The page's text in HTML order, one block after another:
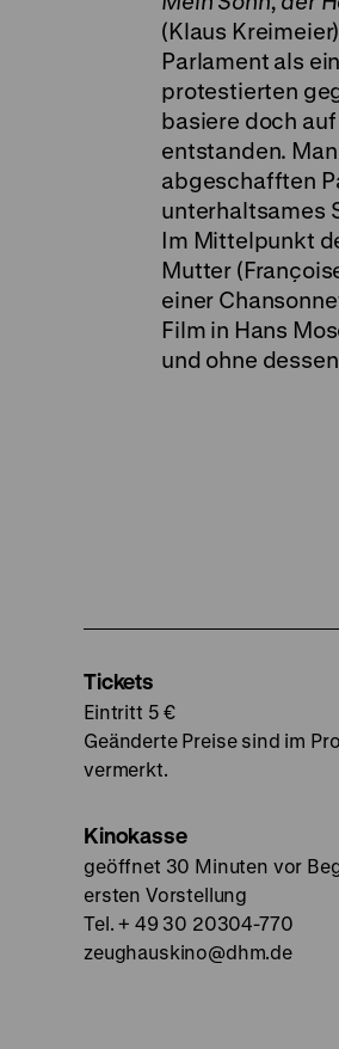
(Klaus
Parlament als
protestierten
basiere doch
entstanden.
abgeschafften
unterhaltsames
Im Mittelpunkt
Mutter
einer
Film in Hans
und ohne
Tickets
Eintritt 5 €
Geänderte Preise sind im
vermerkt.
Kinokasse
geöffnet 30 Minuten vor
ersten Vorstellung
Tel. + 49 30 20304-770
zeughauskino@dhm.de